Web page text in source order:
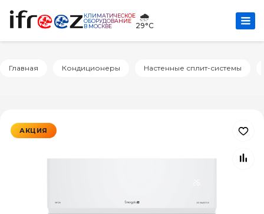
КЛИМАТИЧЕСКОЕ
ОБОРУДОВАНИЕ
В МОСКВЕ
🌧️
29°C
Главная Кондиционеры Настенные сплит-системы
АКЦИЯ